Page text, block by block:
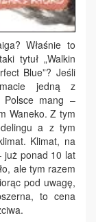
Właśnie to
tytuł „Walkin
Blue”? Jeśli
jedną z
Polsce mang –
Waneko. Z tym
a z tym
Klimat, na
już ponad 10 lat
ale tym razem
pod uwagę,
to cena